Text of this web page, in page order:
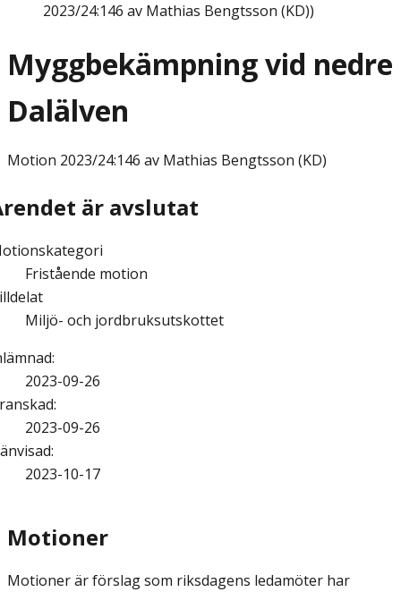
2023/24:146 av Mathias Bengtsson (KD))
Myggbekämpning vid nedre
Dalälven
Motion 2023/24:146 av Mathias Bengtsson (KD)
är avslutat
Fristående motion
Miljö- och jordbruksutskottet
:
2023-09-26
:
2023-09-26
:
2023-10-17
Motioner
Motioner är förslag som riksdagens ledamöter har